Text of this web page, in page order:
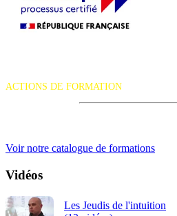
ACTIONS DE FORMATION
Voir notre catalogue de formations
Vidéos
Les Jeudis de l'intuition